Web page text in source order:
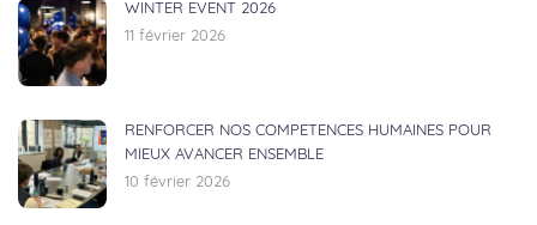
WINTER EVENT 2026
11 février 2026
RENFORCER NOS COMPETENCES HUMAINES POUR
MIEUX AVANCER ENSEMBLE
10 février 2026